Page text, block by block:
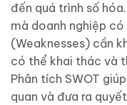
đến quá trình số
mà doanh nghiệp
(Weaknesses) cần
có thể khai thác và
Phân tích SWOT
quan và đưa ra